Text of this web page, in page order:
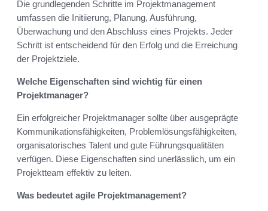
Die grundlegenden Schritte im Projektmanagement
umfassen die Initiierung, Planung, Ausführung,
Überwachung und den Abschluss eines Projekts. Jeder
Schritt ist entscheidend für den Erfolg und die Erreichung
der Projektziele.
Welche Eigenschaften sind wichtig für einen
Projektmanager?
Ein erfolgreicher Projektmanager sollte über ausgeprägte
Kommunikationsfähigkeiten, Problemlösungsfähigkeiten,
organisatorisches Talent und gute Führungsqualitäten
verfügen. Diese Eigenschaften sind unerlässlich, um ein
Projektteam effektiv zu leiten.
Was bedeutet agile Projektmanagement?